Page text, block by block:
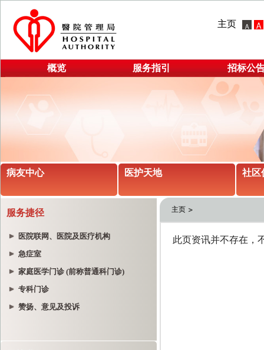
主页
概览 服务指引 招标公
病友中心 医护天地 社区
服务捷径
医院联网、医院及医疗机构
急症室
家庭医学门诊 (前称普通科门诊)
专科门诊
赞扬、意见及投诉
主页